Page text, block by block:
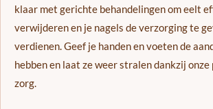
klaar met gerichte behandelingen om eelt
verwijderen en je nagels de verzorging te
verdienen. Geef je handen en voeten de
hebben en laat ze weer stralen dankzij
zorg.